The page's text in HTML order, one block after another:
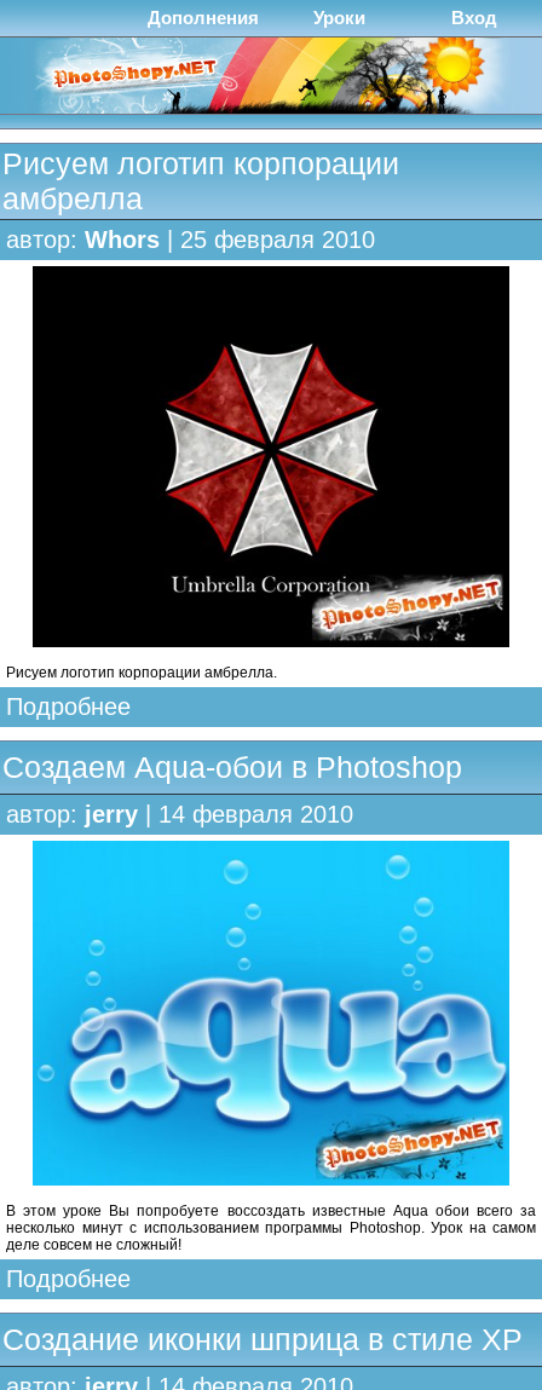
Дополнения Уроки Вход
Рисуем логотип корпорации
амбрелла
автор: Whors | 25 февраля 2010
Рисуем логотип корпорации амбрелла.
Подробнее
Создаем Aqua-обои в Photoshop
автор: jerry | 14 февраля 2010
В этом уроке Вы попробуете воссоздать известные Aqua обои всего за
несколько минут с использованием программы Photoshop. Урок на самом
деле совсем не сложный!
Подробнее
Создание иконки шприца в стиле XP